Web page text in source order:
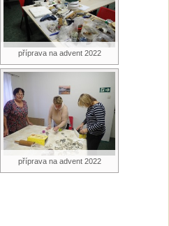
příprava na advent 2022
příprava na advent 2022